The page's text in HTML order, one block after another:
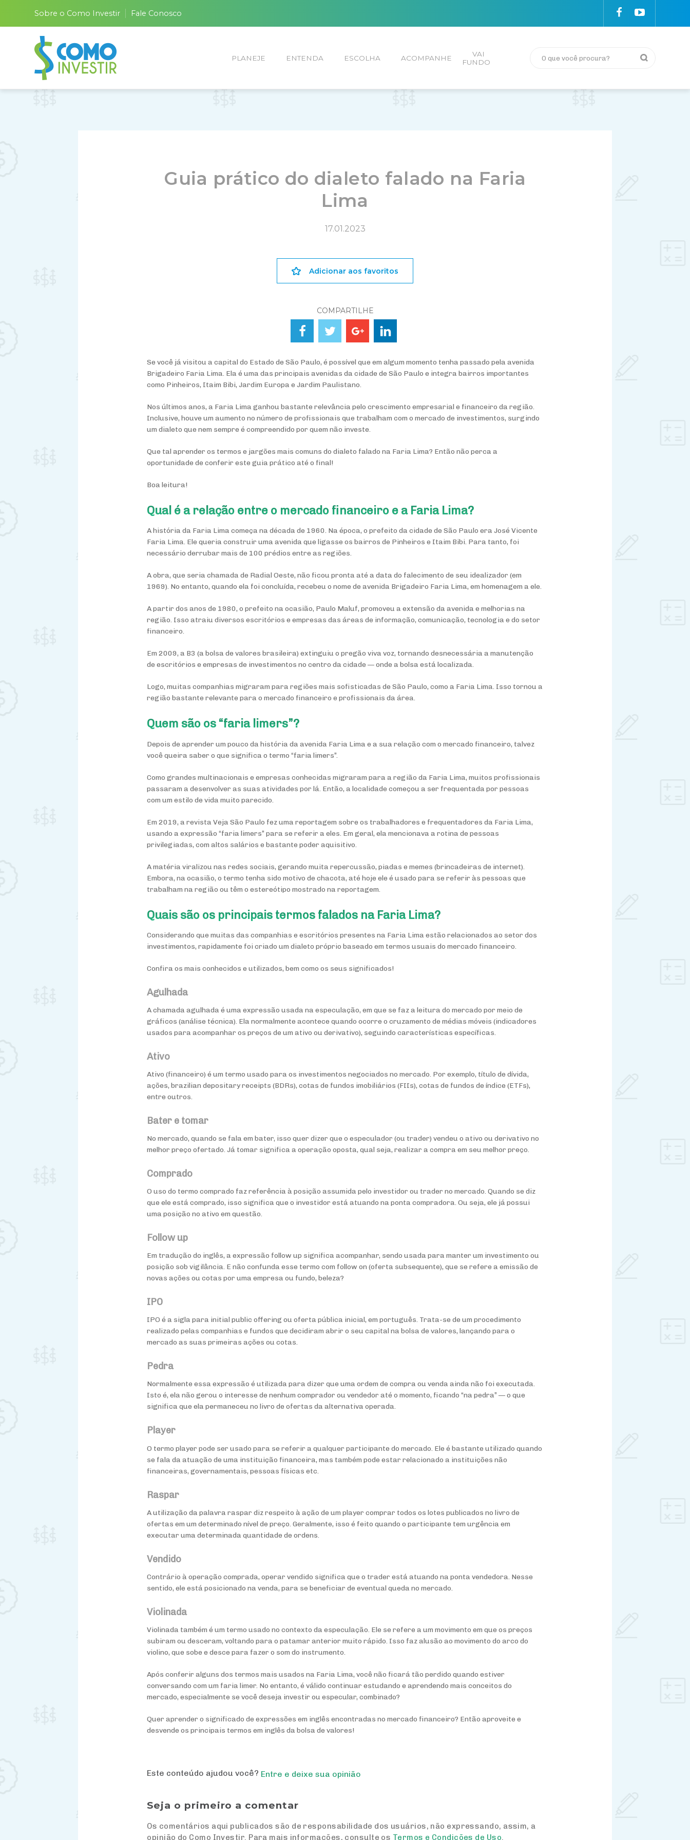
Sobre o Como Investir Fale Conosco
PLANEJE ENTENDA ESCOLHA ACOMPANHE
VAI
FUNDO
Guia prático do dialeto falado na Faria
Lima
17.01.2023
Adicionar aos favoritos
COMPARTILHE
Se você já visitou a capital do Estado de São Paulo, é possível que em algum momento tenha passado pela avenida
Brigadeiro Faria Lima. Ela é uma das principais avenidas da cidade de São Paulo e integra bairros importantes
como Pinheiros, Itaim Bibi, Jardim Europa e Jardim Paulistano.
Nos últimos anos, a Faria Lima ganhou bastante relevância pelo crescimento empresarial e financeiro da região.
Inclusive, houve um aumento no número de profissionais que trabalham com o mercado de investimentos, surgindo
um dialeto que nem sempre é compreendido por quem não investe.
Que tal aprender os termos e jargões mais comuns do dialeto falado na Faria Lima? Então não perca a
oportunidade de conferir este guia prático até o final!
Boa leitura!
Qual é a relação entre o mercado financeiro e a Faria Lima?
A história da Faria Lima começa na década de 1960. Na época, o prefeito da cidade de São Paulo era José Vicente
Faria Lima. Ele queria construir uma avenida que ligasse os bairros de Pinheiros e Itaim Bibi. Para tanto, foi
necessário derrubar mais de 100 prédios entre as regiões.
A obra, que seria chamada de Radial Oeste, não ficou pronta até a data do falecimento de seu idealizador (em
1969). No entanto, quando ela foi concluída, recebeu o nome de avenida Brigadeiro Faria Lima, em homenagem a ele.
A partir dos anos de 1980, o prefeito na ocasião, Paulo Maluf, promoveu a extensão da avenida e melhorias na
região. Isso atraiu diversos escritórios e empresas das áreas de informação, comunicação, tecnologia e do setor
financeiro.
Em 2009, a B3 (a bolsa de valores brasileira) extinguiu o pregão viva voz, tornando desnecessária a manutenção
de escritórios e empresas de investimentos no centro da cidade — onde a bolsa está localizada.
Logo, muitas companhias migraram para regiões mais sofisticadas de São Paulo, como a Faria Lima. Isso tornou a
região bastante relevante para o mercado financeiro e profissionais da área.
Quem são os “faria limers”?
Depois de aprender um pouco da história da avenida Faria Lima e a sua relação com o mercado financeiro, talvez
você queira saber o que significa o termo “faria limers”.
Como grandes multinacionais e empresas conhecidas migraram para a região da Faria Lima, muitos profissionais
passaram a desenvolver as suas atividades por lá. Então, a localidade começou a ser frequentada por pessoas
com um estilo de vida muito parecido.
Em 2019, a revista Veja São Paulo fez uma reportagem sobre os trabalhadores e frequentadores da Faria Lima,
usando a expressão “faria limers” para se referir a eles. Em geral, ela mencionava a rotina de pessoas
privilegiadas, com altos salários e bastante poder aquisitivo.
A matéria viralizou nas redes sociais, gerando muita repercussão, piadas e memes (brincadeiras de internet).
Embora, na ocasião, o termo tenha sido motivo de chacota, até hoje ele é usado para se referir às pessoas que
trabalham na região ou têm o estereótipo mostrado na reportagem.
Quais são os principais termos falados na Faria Lima?
Considerando que muitas das companhias e escritórios presentes na Faria Lima estão relacionados ao setor dos
investimentos, rapidamente foi criado um dialeto próprio baseado em termos usuais do mercado financeiro.
Confira os mais conhecidos e utilizados, bem como os seus significados!
Agulhada
A chamada agulhada é uma expressão usada na especulação, em que se faz a leitura do mercado por meio de
gráficos (análise técnica). Ela normalmente acontece quando ocorre o cruzamento de médias móveis (indicadores
usados para acompanhar os preços de um ativo ou derivativo), seguindo características específicas.
Ativo
Ativo (financeiro) é um termo usado para os investimentos negociados no mercado. Por exemplo, título de dívida,
ações,brazilian depositary receipts (BDRs), cotas de fundos imobiliários (FIIs), cotas de fundos de índice (ETFs),
entre outros.
Bater e tomar
No mercado, quando se fala em bater, isso quer dizer que o especulador (ou trader) vendeu o ativo ou derivativo no
melhor preço ofertado. Já tomar significa a operação oposta, qual seja, realizar a compra em seu melhor preço.
Comprado
O uso do termo comprado faz referência à posição assumida pelo investidor ou trader no mercado. Quando se diz
que ele está comprado, isso significa que o investidor está atuando na ponta compradora. Ou seja, ele já possui
uma posição no ativo em questão.
Follow up
Em tradução do inglês, a expressão follow up significa acompanhar, sendo usada para manter um investimento ou
posição sob vigilância. E não confunda esse termo com follow on (oferta subsequente), que se refere a emissão de
novas ações ou cotas por uma empresa ou fundo, beleza?
IPO
IPO é a sigla para initial public offering ou oferta pública inicial, em português. Trata-se de um procedimento
realizado pelas companhias e fundos que decidiram abrir o seu capital na bolsa de valores, lançando para o
mercado as suas primeiras ações ou cotas.
Pedra
Normalmente essa expressão é utilizada para dizer que uma ordem de compra ou venda ainda não foi executada.
Isto é, ela não gerou o interesse de nenhum comprador ou vendedor até o momento, ficando “na pedra” — o que
significa que ela permaneceu no livro de ofertas da alternativa operada.
Player
O termo player pode ser usado para se referir a qualquer participante do mercado. Ele é bastante utilizado quando
se fala da atuação de uma instituição financeira, mas também pode estar relacionado a instituições não
financeiras, governamentais, pessoas físicas etc.
Raspar
A utilização da palavra raspar diz respeito à ação de um player comprar todos os lotes publicados no livro de
ofertas em um determinado nível de preço. Geralmente, isso é feito quando o participante tem urgência em
executar uma determinada quantidade de ordens.
Vendido
Contrário à operação comprada, operar vendido significa que o trader está atuando na ponta vendedora. Nesse
sentido, ele está posicionado na venda, para se beneficiar de eventual queda no mercado.
Violinada
Violinada também é um termo usado no contexto da especulação. Ele se refere a um movimento em que os preços
subiram ou desceram, voltando para o patamar anterior muito rápido. Isso faz alusão ao movimento do arco do
violino, que sobe e desce para fazer o som do instrumento.
Após conferir alguns dos termos mais usados na Faria Lima, você não ficará tão perdido quando estiver
conversando com um faria limer. No entanto, é válido continuar estudando e aprendendo mais conceitos do
mercado, especialmente se você deseja investir ou especular, combinado?
Quer aprender o significado de expressões em inglês encontradas no mercado financeiro? Então aproveite e
desvende os principais termos em inglês da bolsa de valores!
Este conteúdo ajudou você? Entre e deixe sua opinião
Seja o primeiro a comentar
Os comentários aqui publicados são de responsabilidade dos usuários, não expressando, assim, a
opinião do Como Investir. Para mais informações, consulte os Termos e Condições de Uso.